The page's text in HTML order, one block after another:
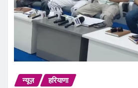
न्यूज़ हरियाणा